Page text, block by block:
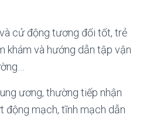
cử động tương đối tốt, trẻ
khám và hướng dẫn tập vận
ương, thường tiếp nhận
động mạch, tĩnh mạch dẫn